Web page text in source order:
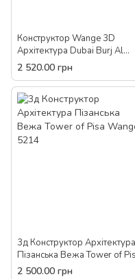
Конструктор Wange 3D
Архітектура Dubai Burj Al
Arab Hotel Вітрильник Дубай
5220 пластиковий 1368 дет.
3Д
2 520.00 грн
3д Конструктор Архітектура
Пізанська Вежа Tower of
Wange 5214
2 500.00 грн